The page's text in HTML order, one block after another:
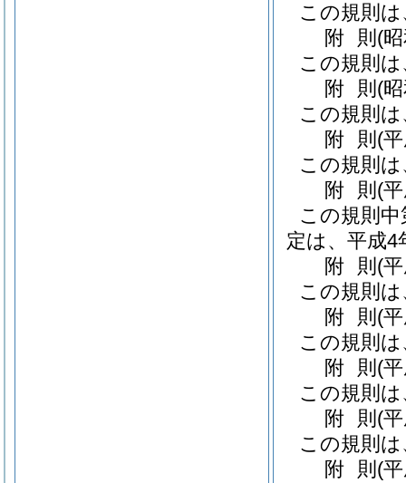
この規則
附 則 (
この規則
附 則 (
この規則
附 則 (
この規則
附 則 (
この規則
定は、平成4
附 則 (
この規則
附 則 (
この規則
附 則 (
この規則
附 則 (
この規則
附 則 (